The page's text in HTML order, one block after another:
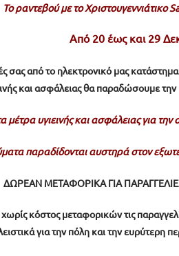
Το ραντεβού με το Χριστουγεννιάτικο
Από 20 έως και 29
σας από το ηλεκτρονικό μας
και ασφάλειας θα παραδώσουμε
υγιεινής και ασφάλειας για
παραδίδονται αυστηρά στον
ΔΩΡΕΑΝ ΜΕΤΑΦΟΡΙΚΑ ΓΙΑ
κόστος μεταφορικών τις
για την πόλη και την ευρύτερη